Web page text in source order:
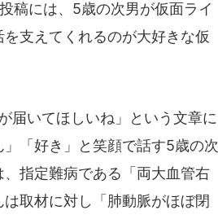
稿には、5歳の次男が仮面ライ
支えてくれるのが大好きな仮
届いてほしいね」という文章に
「好き」と笑顔で話す5歳の次
指定難病である「両大血管右
取材に対し「肺動脈がほぼ閉